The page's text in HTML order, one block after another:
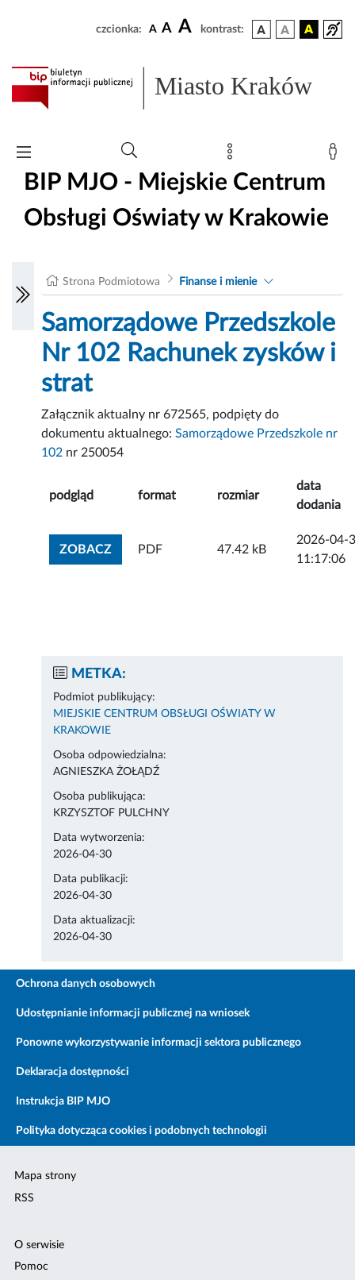
czcionka: A A A kontrast:
Miasto Kraków
BIP MJO - Miejskie Centrum
Obsługi Oświaty w Krakowie
Strona Podmiotowa Finanse i mienie
Samorządowe Przedszkole
Nr 102 Rachunek zysków i
strat
Załącznik aktualny nr 672565, podpięty do
dokumentu aktualnego:Samorządowe Przedszkole nr
102 nr 250054
podgląd format rozmiar
data
dodania
ZOBACZZOBACZ ZAŁĄCZNIK
PDF 47.42 kB
2026-04-
11:17:06
METKA:
Podmiot publikujący:
MIEJSKIE CENTRUM OBSŁUGI OŚWIATY W
KRAKOWIE
Osoba odpowiedzialna:
AGNIESZKA ŻOŁĄDŹ
Osoba publikująca:
KRZYSZTOF PULCHNY
Data wytworzenia:
2026-04-30
Data publikacji:
2026-04-30
Data aktualizacji:
2026-04-30
Ochrona danych osobowych
Udostępnianie informacji publicznej na wniosek
Ponowne wykorzystywanie informacji sektora publicznego
Deklaracja dostępności
Instrukcja BIP MJO
Polityka dotycząca cookies i podobnych technologii
Mapa strony
RSS
O serwisie
Pomoc